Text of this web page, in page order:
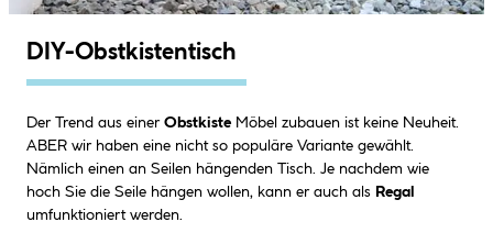
DIY-Obstkistentisch
Der Trend aus einer Obstkiste Möbel zubauen ist keine Neuheit.
ABER wir haben eine nicht so populäre Variante gewählt.
Nämlich einen an Seilen hängenden Tisch. Je nachdem wie
hoch Sie die Seile hängen wollen, kann er auch als Regal
umfunktioniert werden.